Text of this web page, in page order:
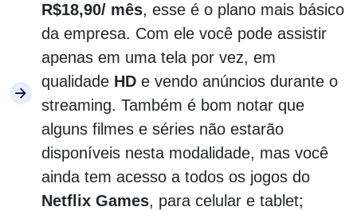
R$18,90/ mês, esse é o plano mais básico
da empresa. Com ele você pode assistir
apenas em uma tela por vez, em
qualidade HD e vendo anúncios durante o
streaming. Também é bom notar que
alguns filmes e séries não estarão
disponíveis nesta modalidade, mas você
ainda tem acesso a todos os jogos do
Netflix Games, para celular e tablet;